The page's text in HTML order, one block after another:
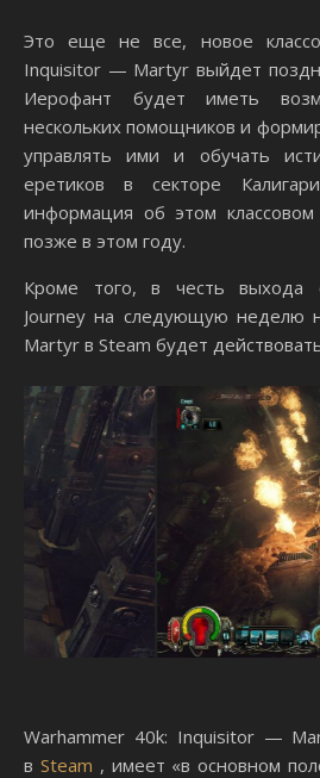
Это еще не все, новое
Inquisitor — Martyr выйдет
Иерофант будет иметь
нескольких помощников и
управлять ими и обучать
еретиков в секторе
информация об этом классовом
позже в этом году.
Кроме того, в честь выхода
Journey на следующую неделю
Martyr в Steam будет
Warhammer 40k: Inquisitor —
в Steam , имеет «в основном